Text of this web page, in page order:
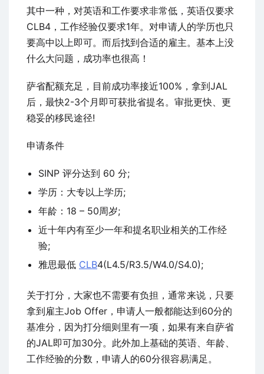
其中一种，对英语和工作要求非常低，英语仅要求
CLB4，工作经验仅要求1年。对申请人的学历也只
要高中以上即可。而后找到合适的雇主。基本上没
什么大问题，成功率也很高！
萨省配额充足，目前成功率接近100%，拿到JAL
后，最快2-3个月即可获批省提名。审批更快、更
稳妥的移民途径!
申请条件
SINP 评分达到 60 分;
学历：大专以上学历;
年龄：18 – 50周岁;
近十年内有至少一年和提名职业相关的工作经
验;
雅思最低 CLB4(L4.5/R3.5/W4.0/S4.0);
关于打分，大家也不需要有负担，通常来说，只要
拿到雇主Job Offer，申请人一般都能达到60分的
基准分，因为打分细则里有一项，如果有来自萨省
的JAL即可加30分。此外加上基础的英语、年龄、
工作经验的分数，申请人的60分很容易满足。